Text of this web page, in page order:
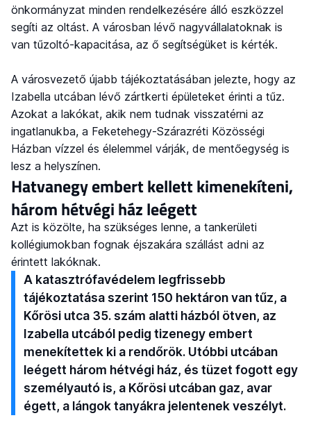
önkormányzat minden rendelkezésére álló eszközzel
segíti az oltást. A városban lévő nagyvállalatoknak is
van tűzoltó-kapacitása, az ő segítségüket is kérték.
A városvezető újabb tájékoztatásában jelezte, hogy az
Izabella utcában lévő zártkerti épületeket érinti a tűz.
Azokat a lakókat, akik nem tudnak visszatérni az
ingatlanukba, a Feketehegy-Szárazréti Közösségi
Házban vízzel és élelemmel várják, de mentőegység is
lesz a helyszínen.
Hatvanegy embert kellett kimenekíteni,
három hétvégi ház leégett
Azt is közölte, ha szükséges lenne, a tankerületi
kollégiumokban fognak éjszakára szállást adni az
érintett lakóknak.
A katasztrófavédelem legfrissebb
tájékoztatása szerint 150 hektáron van tűz, a
Kőrösi utca 35. szám alatti házból ötven, az
Izabella utcából pedig tizenegy embert
menekítettek ki a rendőrök. Utóbbi utcában
leégett három hétvégi ház, és tüzet fogott egy
személyautó is, a Kőrösi utcában gaz, avar
égett, a lángok tanyákra jelentenek veszélyt.